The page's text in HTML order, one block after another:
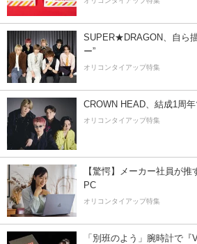
SUPER★DRAGON、自ら
ー”
オリコンタイアップ特集
CROWN HEAD、結成1周
オリコンタイアップ特集
【驚愕】メーカー社員が
PC
オリコンタイアップ特集
「別班のよう」腕時計で